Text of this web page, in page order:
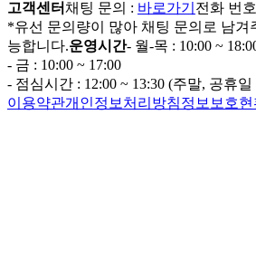
고객센터채팅 문의 : 바로가기 전화 번
*유선 문의량이 많아 채팅 문의로 남겨
능합니다.운영시간- 월-목 : 10:00 ~
- 금 : 10:00 ~ 17:00
- 점심시간 : 12:00 ~ 13:30 (주말, 공휴
이용약관개인정보처리방침정보보호현